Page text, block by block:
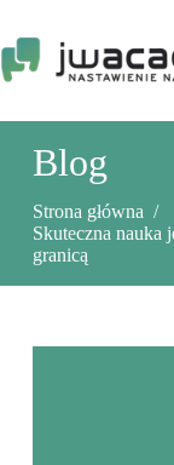
treści
Blog
Strona główna /
Skuteczna nauka
granicą